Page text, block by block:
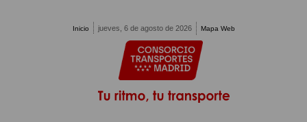
Inicio jueves, 6 de agosto de 2026 Mapa Web